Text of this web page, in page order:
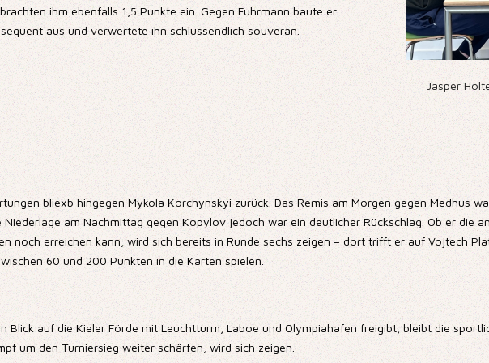
Jasper
ihm ebenfalls 1,5 Punkte ein. Gegen Fuhrmann baute er
aus und verwertete ihn schlussendlich souverän.
bliexb hingegen Mykola Korchynskyi zurück. Das Remis am Morgen gegen Medhus
Niederlage am Nachmittag gegen Kopylov jedoch war ein deutlicher Rückschlag. Ob er die
noch erreichen kann, wird sich bereits in Runde sechs zeigen – dort trifft er auf Vojtech
60 und 200 Punkten in die Karten spielen.
Blick auf die Kieler Förde mit Leuchtturm, Laboe und Olympiahafen freigibt, bleibt die
um den Turniersieg weiter schärfen, wird sich zeigen.